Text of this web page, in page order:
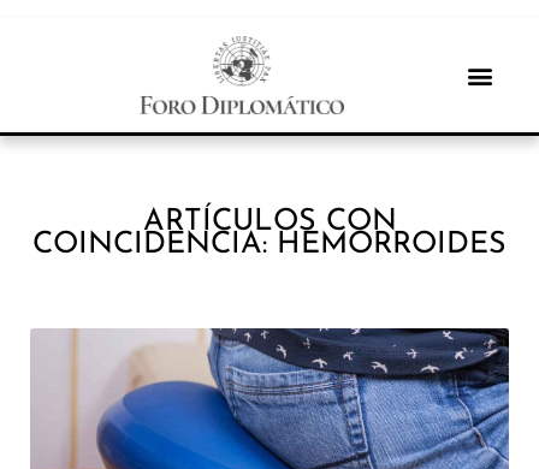
ARTÍCULOS CON
COINCIDENCIA: HEMORROIDES